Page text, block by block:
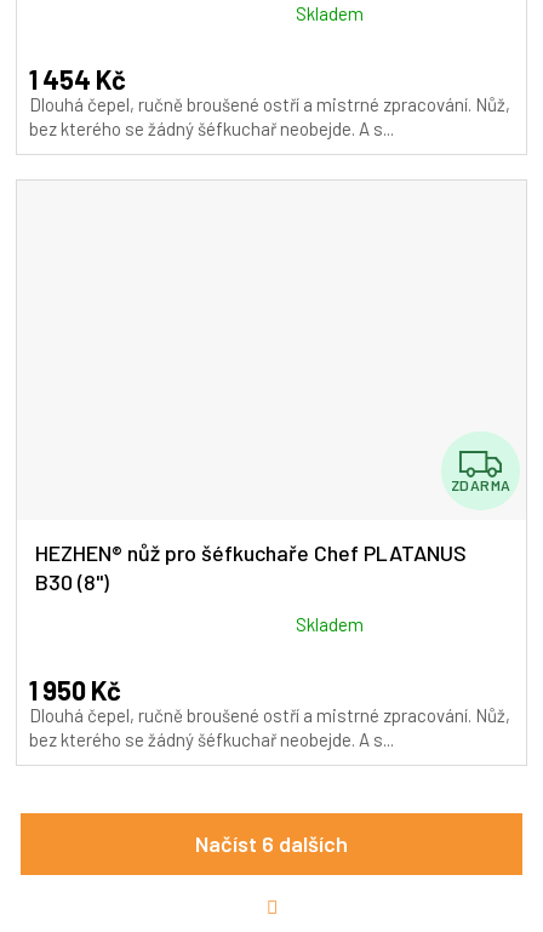
produktu
je
5,0
Skladem
1 454 Kč
Dlouhá čepel, ručně broušené ostří a mistrné zpracování. Nůž,
bez kterého se žádný šéfkuchař neobejde. A s...
Z
D
ZDARMA
HEZHEN® nůž pro šéfkuchaře Chef PLATANUS
B30 (8")
produktu
je
5,0
hvězdiček.
Skladem
1 950 Kč
Dlouhá čepel, ručně broušené ostří a mistrné zpracování. Nůž,
bez kterého se žádný šéfkuchař neobejde. A s...
Načíst 6 dalších
t